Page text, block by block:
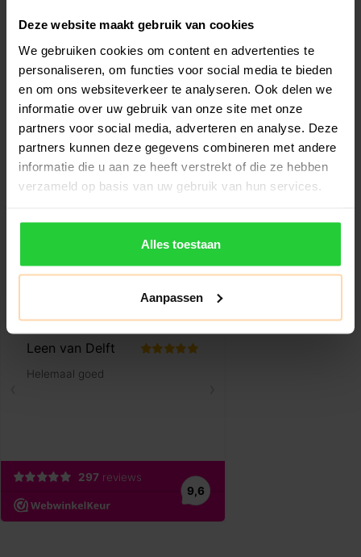
Deze website maakt gebruik van cookies
We gebruiken cookies om content en advertenties te
personaliseren, om functies voor social media te bieden
en om ons websiteverkeer te analyseren. Ook delen we
informatie over uw gebruik van onze site met onze
partners voor social media, adverteren en analyse. Deze
partners kunnen deze gegevens combineren met andere
informatie die u aan ze heeft verstrekt of die ze hebben
verzameld op basis van uw gebruik van hun services.
Alles toestaan
Aanpassen
Mizuno Flex Short
Dames
€34,99 €17,49
Ben je op zoek naar de
comfort voo..
Mizuno Charge
Printed T-shirt
€39,99 €19,99
Ben je op zoek naar een
voor ..